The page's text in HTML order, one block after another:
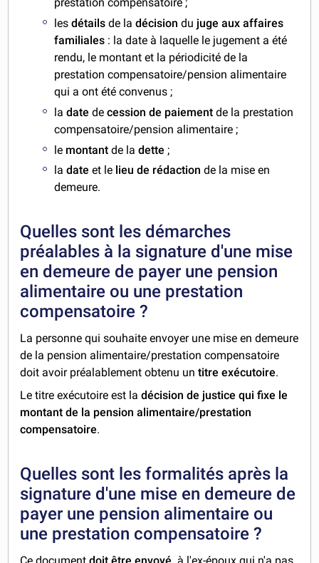
lesdétailsde ladécisiondu juge aux affaires
familiales : la date à laquelle le jugement a été
rendu, le montant et la périodicité de la
prestation compensatoire/pension alimentaire
qui a ont été convenus ;
ladate decession de paiementde la prestation
compensatoire/pension alimentaire ;
le montantde la dette ;
ladate et le lieu de rédactionde la mise en
demeure.
Quelles sont les démarches
préalables à la signature d'une mise
en demeure de payer une pension
alimentaire ou une prestation
compensatoire ?
La personne qui souhaite envoyer une mise en demeure
de la pension alimentaire/prestation compensatoire
doit avoir préalablement obtenu untitre exécutoire.
Le titre exécutoire est la décision de justice qui fixe le
montant de la pension alimentaire/prestation
compensatoire.
Quelles sont les formalités après la
signature d'une mise en demeure de
payer une pension alimentaire ou
une prestation compensatoire ?